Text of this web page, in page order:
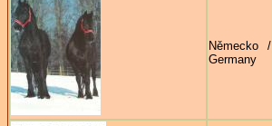
Německo /
Germany